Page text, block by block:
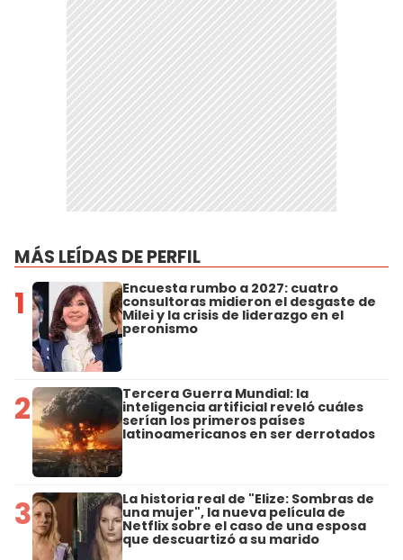
MÁS LEÍDAS DE PERFIL
1 Encuesta rumbo a 2027: cuatro
consultoras midieron el desgaste de
Milei y la crisis de liderazgo en el
peronismo
2 Tercera Guerra Mundial: la
inteligencia artificial reveló cuáles
serían los primeros países
latinoamericanos en ser derrotados
3 La historia real de "Elize: Sombras de
una mujer", la nueva película de
Netflix sobre el caso de una esposa
que descuartizó a su marido